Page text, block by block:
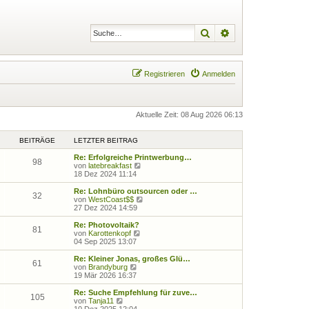
Suche
Anmelden
Registrieren
Aktuelle Zeit: 08 Aug 2026 06:13
BEITRÄGE LETZTER BEITRAG
98
Re: Erfolgreiche Printwerbung…
von latebreakfast
u
e
s
e
t
r
18 Dez 2024 11:14
32
Re: Lohnbüro outsourcen oder …
von WestCoast$$
u
e
r
B
t
r
27 Dez 2024 14:59
81
Re: Photovoltaik?
von Karottenkopf
u
e
s
e
r
04 Sep 2025 13:07
61
Re: Kleiner Jonas, großes Glü…
von Brandyburg
u
e
19 Mär 2026 16:37
105
Re: Suche Empfehlung für zuve…
von Tanja11